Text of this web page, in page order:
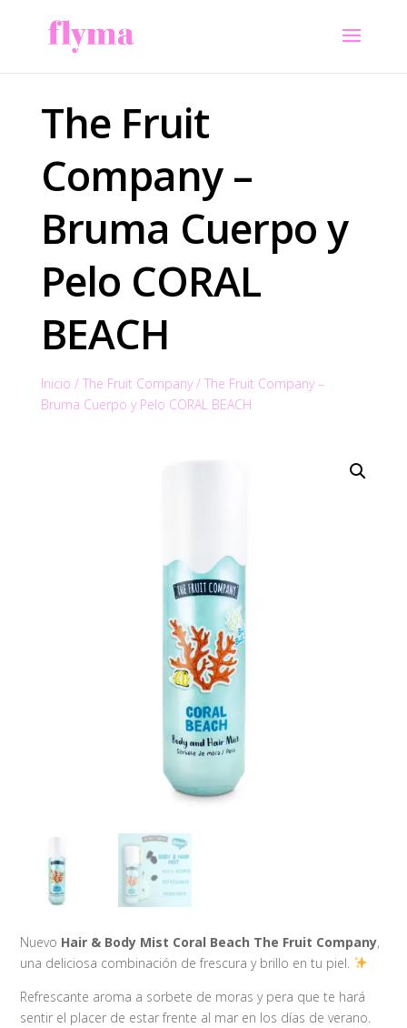
The Fruit
Company –
Bruma Cuerpo y
Pelo CORAL
BEACH
Inicio / The Fruit Company/ The Fruit Company –
Bruma Cuerpo y Pelo CORAL BEACH
Nuevo Hair & Body Mist Coral Beach The Fruit Company,
una deliciosa combinación de frescura y brillo en tu piel.
Refrescante aroma a sorbete de moras y pera que te hará
sentir el placer de estar frente al mar en los días de verano.